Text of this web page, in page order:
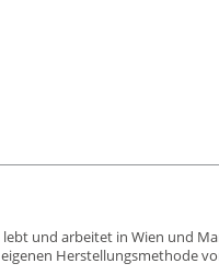
und arbeitet in Wien und
Herstellungsmethode